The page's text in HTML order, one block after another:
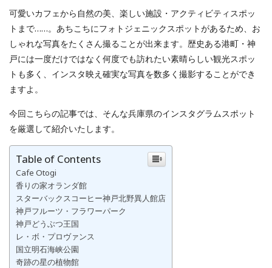
可愛いカフェから自然の美、楽しい施設・アクティビティスポッ
トまで……。あちこちにフォトジェニックスポットがあるため、お
しゃれな写真をたくさん撮ることが出来ます。歴史ある港町・神
戸には一度だけではなく何度でも訪れたい素晴らしい観光スポッ
トも多く、インスタ映え確実な写真を数多く撮影することができ
ますよ。
今回こちらの記事では、そんな兵庫県のインスタグラムスポット
を厳選して紹介いたします。
Table of Contents
Cafe Otogi
香りの家オランダ館
スターバックスコーヒー神戸北野異人館店
神戸フルーツ・フラワーパーク
神戸どうぶつ王国
レ・ボ・プロヴァンス
国立明石海峡公園
奇跡の星の植物館